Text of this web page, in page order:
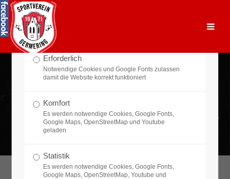
Der Eintrag "offcanvas-col1" existiert leider nicht.
Der Eintrag "offcanvas-col2" existiert leider nicht.
Der Eintrag "offcanvas-col4" existiert leider nicht.
Datenschutzeinstellungen
Bitte treffen Sie eine Auswahl um fortzufahren
Erforderlich
Notwendige Cookies und Google Fonts zulassen
damit die Website korrekt funktioniert
Komfort
Es werden notwendige Cookies, Google Fonts,
Google Maps, OpenStreetMap und Youtube
geladen
Statistik
Es werden notwendige Cookies, Google Fonts,
Google Maps, OpenStreetMap, Youtube und